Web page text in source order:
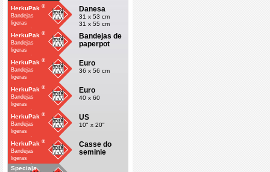
HerkuPak ®
Bandejas
ligeras
economicas
Danesa
31 x 53 cm
31 x 55 cm
HerkuPak ®
Bandejas
ligeras
economicas
Bandejas de
paperpot
HerkuPak ®
Bandejas
ligeras
economicas
Euro
36 x 56 cm
HerkuPak ®
Bandejas
ligeras
economicas
Euro
40 x 60
HerkuPak ®
Bandejas
ligeras
economicas
US
10" x 20"
HerkuPak ®
Bandejas
ligeras
economicas
Casse do
seminie
Specials